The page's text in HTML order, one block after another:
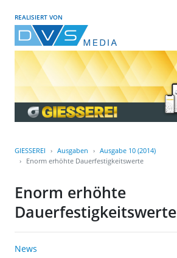
REALISIERT VON
GIESSEREI Ausgaben
Ausgabe 10 (2014)
Enorm erhöhte Dauerfestigkeitswerte
Enorm erhöhte
Dauerfestigkeitswerte
News